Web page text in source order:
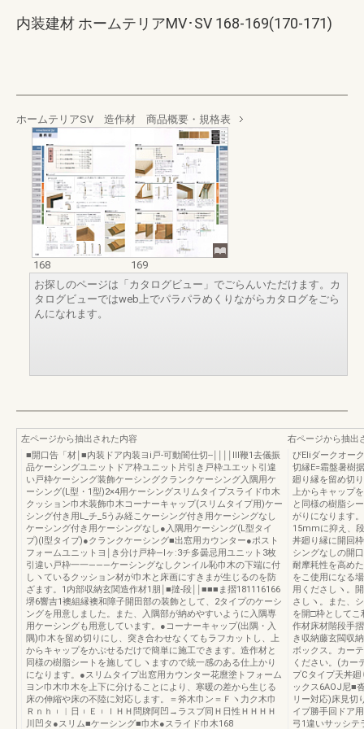
内装建材 ホームテリアMV･SV 168-169(170-171)
ホームテリアSV 造作材 商品概要・規格表
168
169
お探しのページは「カタログビュー」でごらんいただけます。カ
タログビューではweb上でパラパラめくりながらカタログをごら
んになれます。
左ページから抽出された内容
■開口告「材￨■内装ドア内装ヨi戸‐可動闇仕切‐‐￨￨￨￨Ⅲ鞭1去儀振
品ケーシングユニットドア枠ユニット片引き戸枠ユエット引違
い戸枠ケーシング装飾ケーシングクランクケーシング入隅用ケ
ーシング(L型・1型)2×4用ケーシングスリムタイプスライド巾木
クッション巾木装飾巾木コーナーキャップ(スリムタイプ用)ケー
シング付き用L_チ_5うみ経こケーシング付き用ケーシングなし
ケーシング付き用ケーシングなし●入隅用ケーシング(L型タイ
プ)(I型タイプ)●クランクケーシング■出窓用カウンター●ポスト
フォームユニットヨ￨き分け戸枠―lヶ:3チ多曇忌用ユニット3枚
引違い戸枠一一―――ケーシングなしクンイル恥巾木の下端に付
しヽているクッション材が巾木と床画にすきまが生じるのを防
ざます。1内部収納玄関造作材1朋￨■撻‐段￨￨■■■ま摺181116166
堺6響吉1襖組縁襖和障子開田部の装飾として、2タイプのケーシ
ングを用意しました。また、入隅部が納めやすいように入隅専
用ケーシングも用意しています。●コーナーキャップ(出隅・入
隅)巾木を留め切りにし、突き合わせなくてもラフカットし、上
からキャップをかぶせるだけで簡単に施工できます。造作材と
同様の樹脂シートを施してしヽますので統一感のある仕上かり
になります。●スリムタイプ出窓用カウンター花麿塗トフォーム
ヨン巾木巾木を上下に分けることにより、寒暖の差から生じる
床の伸縮や床の不陸に対応します。＝斧木巾ン＝Ｆヽ力ク木巾
Ｒｎｈ︲︱日︲Ｅ︲ｌＨＨ問牌阿凹→ラスブ同Ｈ日性ＨＨＨＨ
川凹タ●スリム■ケーシング■巾木●スライド巾木168
右ページから抽出
びEliダークオー
切縁E=霜盤暑樹
廻り縁を留め切
上からキャップ
と同様の樹脂シ
がりになります
15mmに抑え、
丼廻り縁に開回
シングなしの開
耐摩耗性を高め
をこ使用になる
用くださしヽ。
さしヽ。また、
を開□枠としてこ
作材床材階段手
き収納藤玄閥収
ボックス。カー
ください。(カー
プCタイプ天丼
ックス6AOJ尼■
リー対応)床見切
イプ勝手回ドア
弓1違いサッシテ